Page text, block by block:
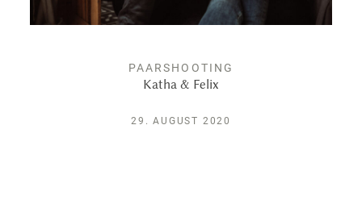
PAARSHOOTING
Katha & Felix
29. AUGUST 2020